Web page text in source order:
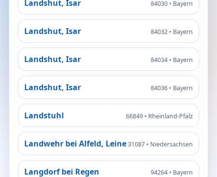
Landshut, Isar 84030 • Bayern
Landshut, Isar 84032 • Bayern
Landshut, Isar 84034 • Bayern
Landshut, Isar 84036 • Bayern
Landstuhl 66849 • Rheinland-Pfalz
Landwehr bei Alfeld, Leine31087 • Niedersachsen
Langdorf bei Regen 94264 • Bayern